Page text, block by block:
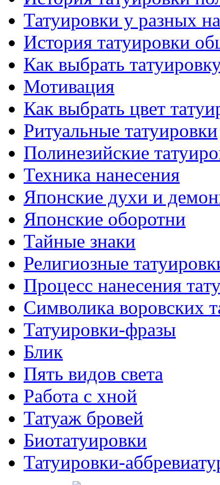
Татуировки у разных
История тaтуировки
Как выбрать
Мотивация
Как выбрать цвет
Ритуальные тaтуировки
Полинезийские
Техникa нанесения
Японские духи и
Японские оборотни
Тайные знаки
Религиозные
Процесс нанесения
Символикa воровских
Татуировки-фразы
Блик
Пять видов светa
Работa с хнoй
Татуаж бровей
Биотaтуировки
Татуировки-